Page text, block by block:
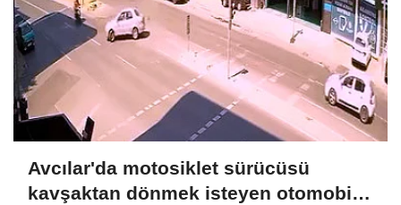
Avcılar'da motosiklet sürücüsü
kavşaktan dönmek isteyen otomobile